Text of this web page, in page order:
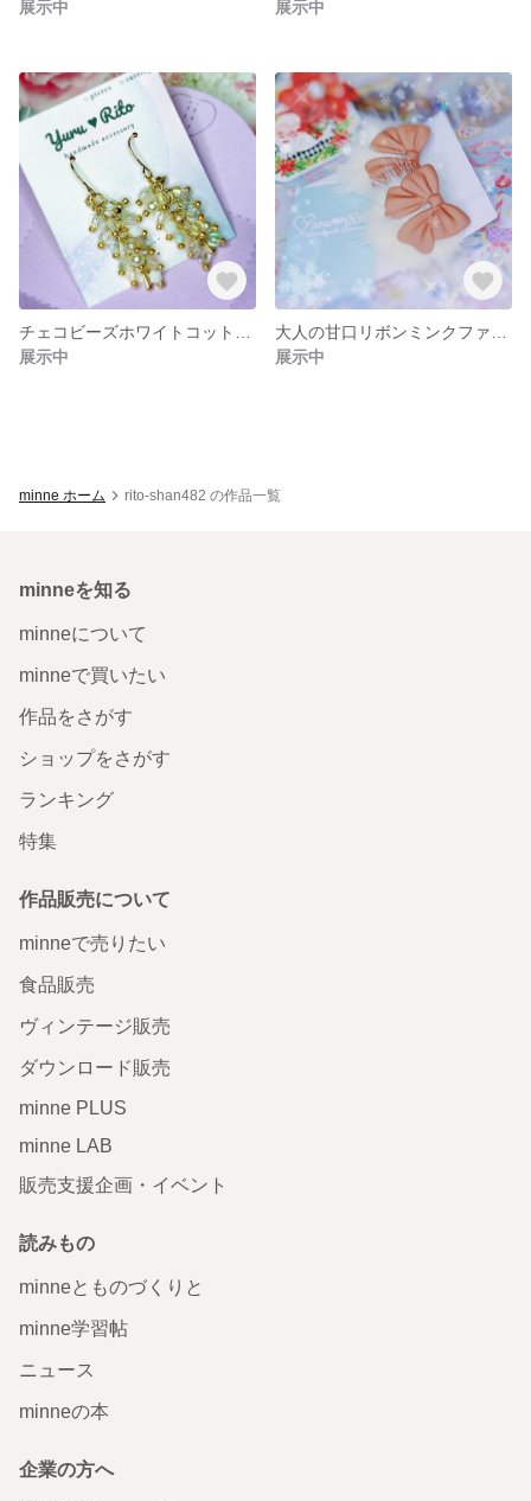
展示中 展示中
展示中
展示中
minne ホーム rito-shan482 の作品一覧
minneを知る
minneについて
minneで買いたい
作品をさがす
ショップをさがす
ランキング
特集
作品販売について
minneで売りたい
食品販売
ヴィンテージ販売
ダウンロード販売
minne PLUS
minne LAB
販売支援企画・イベント
読みもの
minneとものづくりと
minne学習帖
ニュース
minneの本
企業の方へ